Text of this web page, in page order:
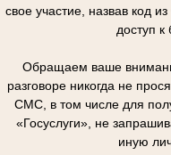
свое участие, назвав код
доступ к
Обращаем ваше
разговоре никогда не
СМС, в том числе для
«Госуслуги», не
иную